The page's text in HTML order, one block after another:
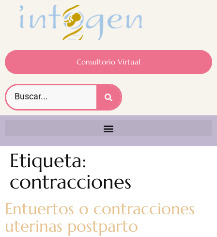
Consultorio Virtual
Etiqueta:
contracciones
Entuertos o contracciones
uterinas postparto